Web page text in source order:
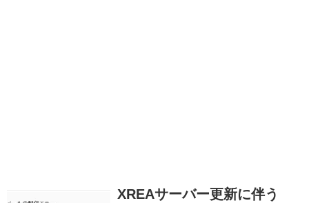
XREAサーバー更新に伴う